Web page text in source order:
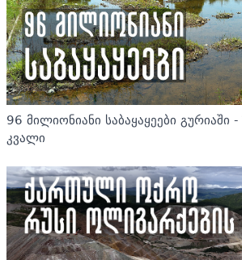
96 მილიონიანი საბაყაყეები გურიაში -
კვალი